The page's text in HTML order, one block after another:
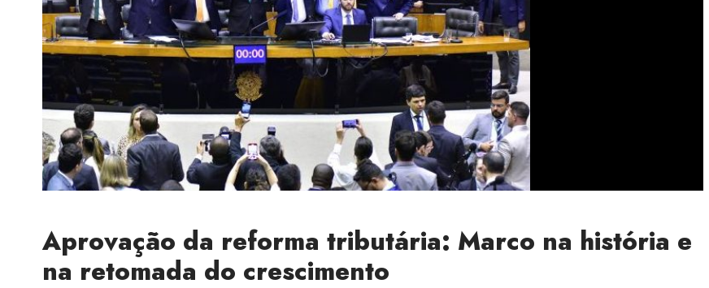
Aprovação da reforma tributária: Marco na história e
na retomada do crescimento